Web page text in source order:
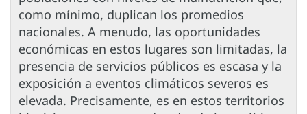
como mínimo, duplican los promedios
nacionales. A menudo, las oportunidades
económicas en estos lugares son limitadas, la
presencia de servicios públicos es escasa y la
exposición a eventos climáticos severos es
elevada. Precisamente, es en estos territorios